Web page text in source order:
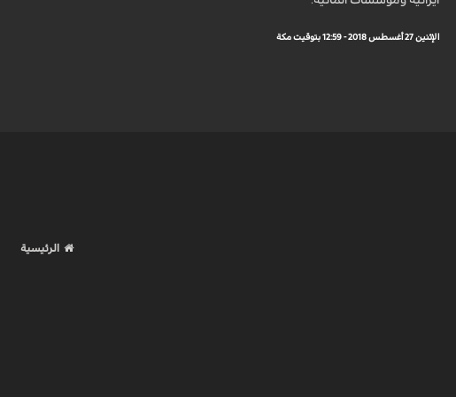
الإثنين 27 أغسطس 2018 - 12:59 بتوقيت مكة
الرئيسية